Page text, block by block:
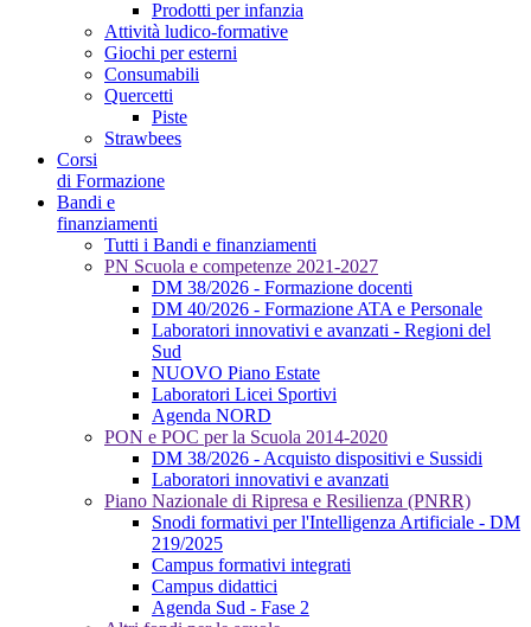
Prodotti per infanzia
Attività ludico-formative
Giochi per esterni
Consumabili
Quercetti
Piste
Strawbees
Corsi
di Formazione
Bandi e
finanziamenti
Tutti i Bandi e finanziamenti
PN Scuola e competenze 2021-2027
DM 38/2026 - Formazione docenti
DM 40/2026 - Formazione ATA e Personale
Laboratori innovativi e avanzati - Regioni del
Sud
NUOVO Piano Estate
Laboratori Licei Sportivi
Agenda NORD
PON e POC per la Scuola 2014-2020
DM 38/2026 - Acquisto dispositivi e Sussidi
Laboratori innovativi e avanzati
Piano Nazionale di Ripresa e Resilienza (PNRR)
Snodi formativi per l'Intelligenza Artificiale - DM
219/2025
Campus formativi integrati
Campus didattici
Agenda Sud - Fase 2